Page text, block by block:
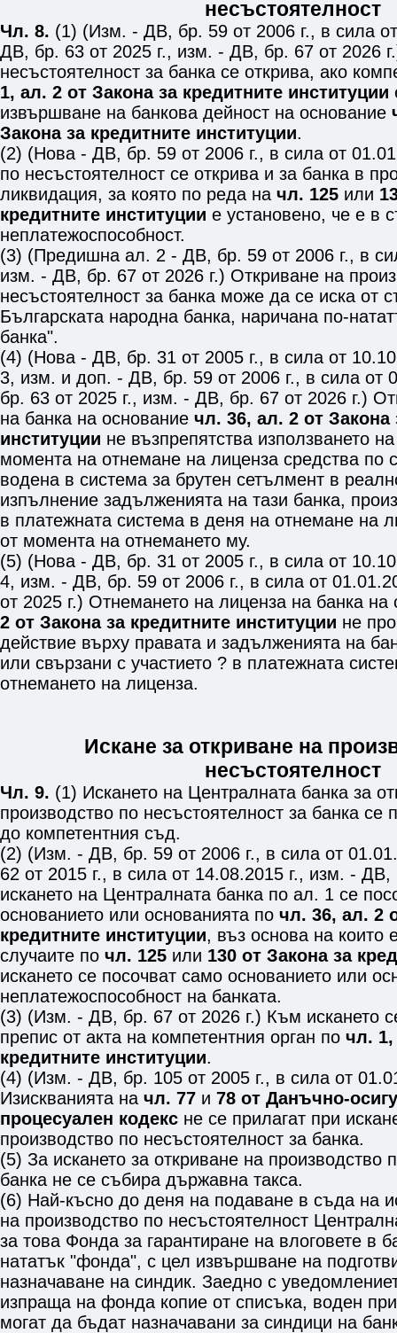
несъстоятелност
Чл. 8. (1) (Изм. - ДВ, бр. 59 от 2006 г., в сила
ДВ, бр. 63 от 2025 г., изм. - ДВ, бр. 67 от 2026
несъстоятелност за банка се открива, ако
1, ал. 2 от Закона за кредитните институции
извършване на банкова дейност на основание
Закона за кредитните институции.
(2) (Нова - ДВ, бр. 59 от 2006 г., в сила от
по несъстоятелност се открива и за банка в
ликвидация, за която по реда на чл. 125 или
кредитните институции е установено, че е в
неплатежоспособност.
(3) (Предишна ал. 2 - ДВ, бр. 59 от 2006 г., в
изм. - ДВ, бр. 67 от 2026 г.) Откриване на
несъстоятелност за банка може да се иска от
Българската народна банка, наричана по-
банка".
(4) (Нова - ДВ, бр. 31 от 2005 г., в сила от
3, изм. и доп. - ДВ, бр. 59 от 2006 г., в сила от
бр. 63 от 2025 г., изм. - ДВ, бр. 67 от 2026 г.)
на банка на основание чл. 36, ал. 2 от Закона
институции не възпрепятства използването
момента на отнемане на лиценза средства по
водена в система за брутен сетълмент в
изпълнение задълженията на тази банка,
в платежната система в деня на отнемане на
от момента на отнемането му.
(5) (Нова - ДВ, бр. 31 от 2005 г., в сила от
4, изм. - ДВ, бр. 59 от 2006 г., в сила от
от 2025 г.) Отнемането на лиценза на банка
2 от Закона за кредитните институции не
действие върху правата и задълженията на
или свързани с участието ? в платежната
отнемането на лиценза.
Искане за откриване на
несъстоятелност
Чл. 9. (1) Искането на Централната банка за
производство по несъстоятелност за банка
до компетентния съд.
(2) (Изм. - ДВ, бр. 59 от 2006 г., в сила от
62 от 2015 г., в сила от 14.08.2015 г., изм. -
искането на Централната банка по ал. 1 се
основанието или основанията по чл. 36, ал. 2
кредитните институции, въз основа на които
случаите по чл. 125 или 130 от Закона за
искането се посочват само основанието или
неплатежоспособност на банката.
(3) (Изм. - ДВ, бр. 67 от 2026 г.) Към искането
препис от акта на компетентния орган по чл. 1,
кредитните институции.
(4) (Изм. - ДВ, бр. 105 от 2005 г., в сила от
Изискванията на чл. 77 и 78 от Данъчно-
процесуален кодекс не се прилагат при
производство по несъстоятелност за банка.
(5) За искането за откриване на производство
банка не се събира държавна такса.
(6) Най-късно до деня на подаване в съда на
на производство по несъстоятелност
за това Фонда за гарантиране на влоговете в
нататък "фонда", с цел извършване на
назначаване на синдик. Заедно с
изпраща на фонда копие от списъка, воден
могат да бъдат назначавани за синдици на